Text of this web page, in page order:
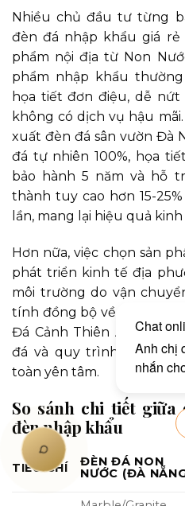
Nhiều chủ đầu tư từng
đèn đá nhập khẩu giá
phẩm nội địa từ Non
phẩm nhập khẩu
họa tiết đơn điệu, dễ nứt
không có dịch vụ hậu
xuất đèn đá sân vườn Đà
đá tự nhiên 100%, họa
bảo hành 5 năm và hỗ
thành tuy cao hơn 15-
lần, mang lại hiệu quả
Hơn nữa, việc chọn sản
phát triển kinh tế địa
môi trường do vận
tính đồng bộ về phong
Đá Cảnh Thiên An cam
đá và quy trình sản
toàn yên tâm.
So sánh chi tiết giữa
đèn nhập khẩu
TIÊU CHÍ
ĐÈN ĐÁ NON
NƯỚC (ĐÀ